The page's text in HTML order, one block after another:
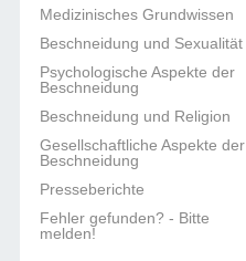
Medizinisches Grundwissen
Beschneidung und Sexualität
Psychologische Aspekte der
Beschneidung
Beschneidung und Religion
Gesellschaftliche Aspekte der
Beschneidung
Presseberichte
Fehler gefunden? - Bitte
melden!